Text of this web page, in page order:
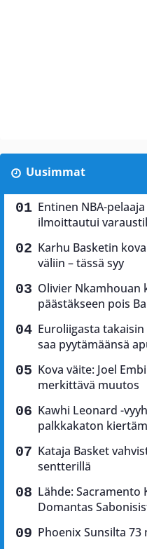
Uusimmat
Entinen NBA-
ilmoittautui
Karhu Basketin
väliin – tässä syy
Olivier Nkamhouan
päästäkseen pois
Euroliigasta
saa pyytämäänsä
Kova väite: Joel
merkittävä muutos
Kawhi Leonard -
palkkakaton
Kataja Basket
sentterillä
Lähde:
Domantas
Phoenix Sunsilta